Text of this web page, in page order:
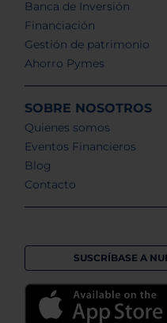
Banca de Inversión
Financiación
Gestión de patrimonio
Ahorro Pymes
SOBRE NOSOTROS
Quienes somos
Eventos Financieros
Blog
Contacto
SUSCRÍBASE A